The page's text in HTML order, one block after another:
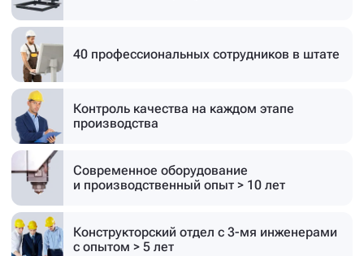
40 профессиональных сотрудников в штате
Контроль качества на каждом этапе
производства
Современное оборудование
и производственный опыт > 10 лет
Конструкторский отдел с 3-мя инженерами
с опытом > 5 лет